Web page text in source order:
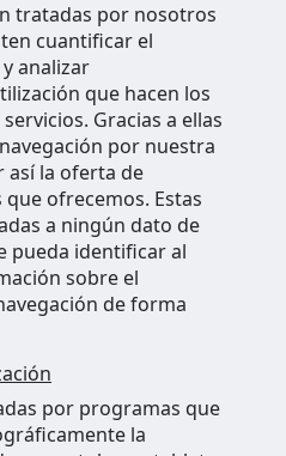
tratadas por nosotros
cuantificar el
analizar
que hacen los
Gracias a ellas
por nuestra
así la oferta de
ofrecemos. Estas
a ningún dato de
pueda identificar al
sobre el
de forma
por programas que
la